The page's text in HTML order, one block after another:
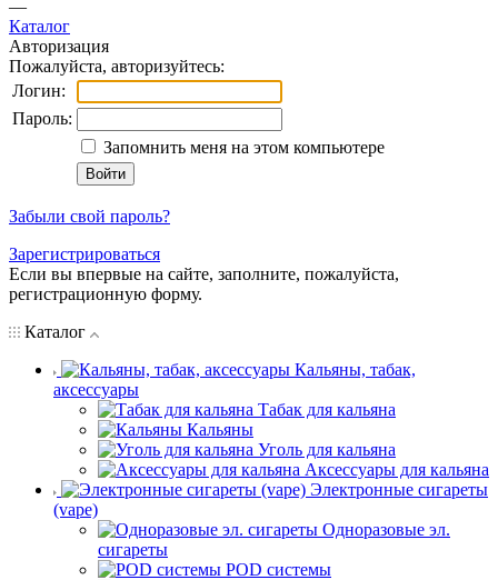
—
Каталог
Авторизация
Пожалуйста, авторизуйтесь:
Логин:
Пароль:
Запомнить меня на этом компьютере
Забыли свой пароль?
Зарегистрироваться
Если вы впервые на сайте, заполните, пожалуйста,
регистрационную форму.
Каталог
Кальяны, табак,
аксессуары
Табак для кальяна
Кальяны
Уголь для кальяна
Аксессуары для кальяна
Электронные сигареты
(vape)
Одноразовые эл.
сигареты
POD системы